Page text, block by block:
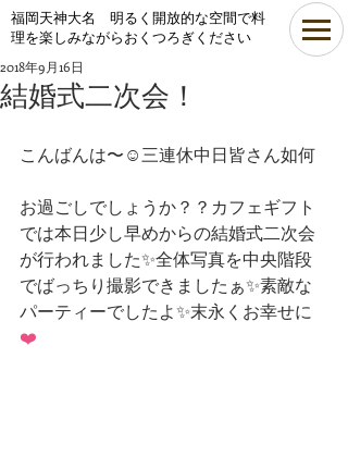
​福岡天神大名 明るく開放的な空間で料
理を楽しみながらおくつろぎください
結婚式二次会！
2018年9月16日
こんばんは〜☺️三連休中日皆さん如何
お過ごしでしょうか？？カフェギフト
では本日少し早めからの結婚式二次会
が行われました✨全体写真を中央階段
でばっちり撮影できましたぁ✨素敵な
パーティーでしたよ✨末永くお幸せに
❤️